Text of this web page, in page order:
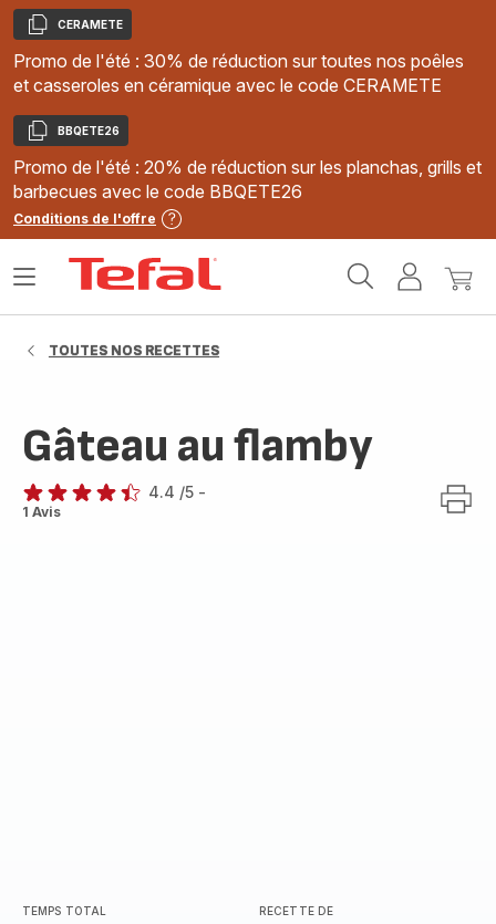
Copier
CERAMETE
Promo de l'été : 30% de réduction sur toutes nos poêles
et casseroles en céramique avec le code CERAMETE
Copier
BBQETE26
Promo de l'été : 20% de réduction sur les planchas, grills et
barbecues avec le code BBQETE26
Conditions de l'offre
MonMon
Ouvrir
TOUTES NOS RECETTES
Gâteau au flamby
ratings.4.4
4.4 /5 -
1 Avis
TEMPS TOTAL RECETTE DE